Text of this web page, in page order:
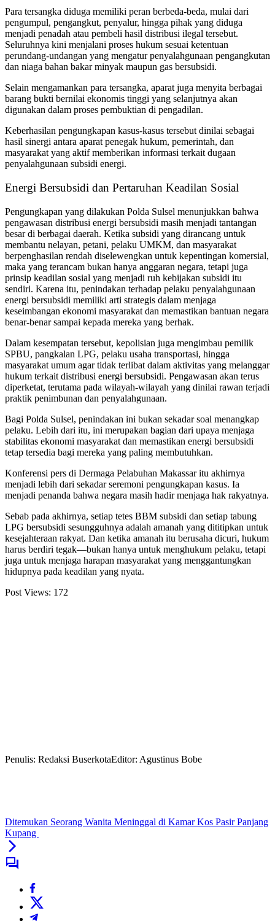
Para tersangka diduga memiliki peran berbeda-beda, mulai dari
pengumpul, pengangkut, penyalur, hingga pihak yang diduga
menjadi penadah atau pembeli hasil distribusi ilegal tersebut.
Seluruhnya kini menjalani proses hukum sesuai ketentuan
perundang-undangan yang mengatur penyalahgunaan pengangkutan
dan niaga bahan bakar minyak maupun gas bersubsidi.
Selain mengamankan para tersangka, aparat juga menyita berbagai
barang bukti bernilai ekonomis tinggi yang selanjutnya akan
digunakan dalam proses pembuktian di pengadilan.
Keberhasilan pengungkapan kasus-kasus tersebut dinilai sebagai
hasil sinergi antara aparat penegak hukum, pemerintah, dan
masyarakat yang aktif memberikan informasi terkait dugaan
penyalahgunaan subsidi energi.
Energi Bersubsidi dan Pertaruhan Keadilan Sosial
Pengungkapan yang dilakukan Polda Sulsel menunjukkan bahwa
pengawasan distribusi energi bersubsidi masih menjadi tantangan
besar di berbagai daerah. Ketika subsidi yang dirancang untuk
membantu nelayan, petani, pelaku UMKM, dan masyarakat
berpenghasilan rendah diselewengkan untuk kepentingan komersial,
maka yang terancam bukan hanya anggaran negara, tetapi juga
prinsip keadilan sosial yang menjadi ruh kebijakan subsidi itu
sendiri. Karena itu, penindakan terhadap pelaku penyalahgunaan
energi bersubsidi memiliki arti strategis dalam menjaga
keseimbangan ekonomi masyarakat dan memastikan bantuan negara
benar-benar sampai kepada mereka yang berhak.
Dalam kesempatan tersebut, kepolisian juga mengimbau pemilik
SPBU, pangkalan LPG, pelaku usaha transportasi, hingga
masyarakat umum agar tidak terlibat dalam aktivitas yang melanggar
hukum terkait distribusi energi bersubsidi. Pengawasan akan terus
diperketat, terutama pada wilayah-wilayah yang dinilai rawan terjadi
praktik penimbunan dan penyalahgunaan.
Bagi Polda Sulsel, penindakan ini bukan sekadar soal menangkap
pelaku. Lebih dari itu, ini merupakan bagian dari upaya menjaga
stabilitas ekonomi masyarakat dan memastikan energi bersubsidi
tetap tersedia bagi mereka yang paling membutuhkan.
Konferensi pers di Dermaga Pelabuhan Makassar itu akhirnya
menjadi lebih dari sekadar seremoni pengungkapan kasus. Ia
menjadi penanda bahwa negara masih hadir menjaga hak rakyatnya.
Sebab pada akhirnya, setiap tetes BBM subsidi dan setiap tabung
LPG bersubsidi sesungguhnya adalah amanah yang dititipkan untuk
kesejahteraan rakyat. Dan ketika amanah itu berusaha dicuri, hukum
harus berdiri tegak—bukan hanya untuk menghukum pelaku, tetapi
juga untuk menjaga harapan masyarakat yang menggantungkan
hidupnya pada keadilan yang nyata.
Post Views: 172
Penulis: Redaksi BuserkotaEditor: Agustinus Bobe
Ditemukan Seorang Wanita Meninggal di Kamar Kos Pasir Panjang
Kupang